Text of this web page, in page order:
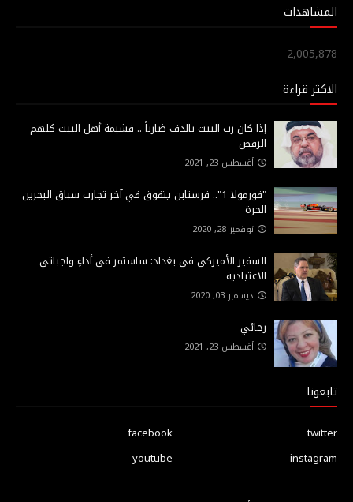
المشاهدات
2,005,878
الاكثر قراءة
إذا كان رب البيت بالدف ضارباً .. فشيمة أهل البيت كلهم
الرقص
أغسطس 23, 2021
"فورمولا 1".. فرستابن يتفوق في آخر تجارب سباق البحرين
الحرة
نوفمبر 28, 2020
السفير الأميركي في بغداد: ساستمر في أداءِ واجباتي
الاعتيادية
ديسمبر 03, 2020
رجائي
أغسطس 23, 2021
تابعونا
facebook
twitter
youtube
instagram